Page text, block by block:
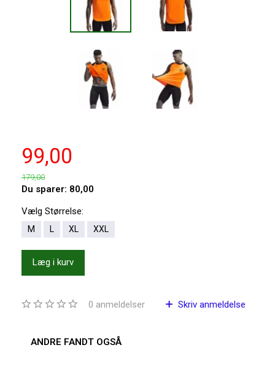
99,00
179,00
Du sparer: 80,00
Vælg Størrelse:
M L XL XXL
Læg i kurv
0 anmeldelser Skriv anmeldelse
ANDRE FANDT OGSÅ